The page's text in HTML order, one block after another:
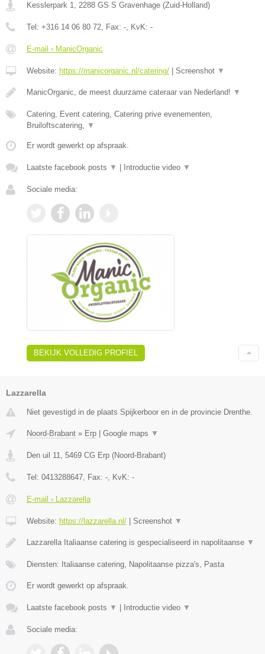
Kesslerpark 1, 2288 GS S Gravenhage (Zuid-Holland)
Tel: +316 14 06 80 72, Fax: -, KvK: -
E-mail › ManicOrganic
Website: https://manicorganic.nl/catering/ Screenshot ▼
ManicOrganic, de meest duurzame cateraar van Nederland! ▼
Catering, Event catering, Catering prive evenementen,
Bruiloftscatering, ▼
Er wordt gewerkt op afspraak.
Laatste facebook posts ▼ Introductie video ▼
Sociale media:
BEKIJK VOLLEDIG PROFIEL
Lazzarella
Niet gevestigd in de plaats Spijkerboor en in de provincie Drenthe.
Noord-Brabant » Erp Google maps ▼
Den uil 11 5469 CG Erp (Noord-Brabant)
Tel: 0413288647 , Fax: - , KvK: -
E-mail › Lazzarella
Website: https://lazzarella.nl/ Screenshot ▼
Lazzarella Italiaanse catering is gespecialiseerd in napolitaanse ▼
Diensten: Italiaanse catering, Napolitaanse pizza's, Pasta
Er wordt gewerkt op afspraak.
Laatste facebook posts ▼ Introductie video ▼
Sociale media: